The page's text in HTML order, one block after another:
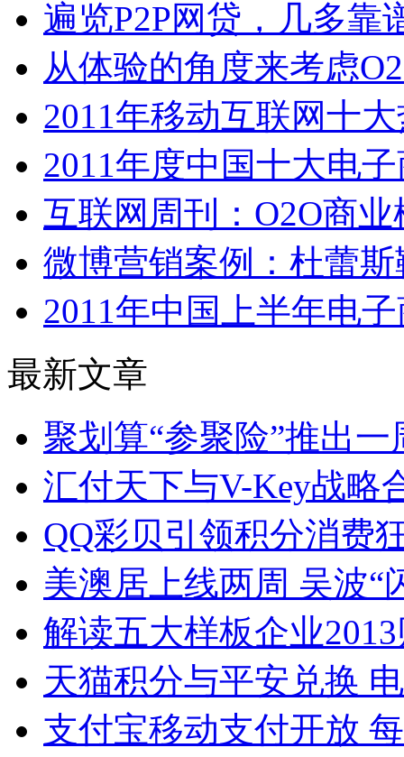
遍览P2P网贷，几多靠
从体验的角度来考虑
2011年移动互联网十
2011年度中国十大电
互联网周刊：O2O商
微博营销案例：杜蕾
2011年中国上半年电
最新文章
聚划算“参聚险”推出
汇付天下与V-Key战略
QQ彩贝引领积分消费
美澳居上线两周 吴波“
解读五大样板企业
天猫积分与平安兑换
支付宝移动支付开放